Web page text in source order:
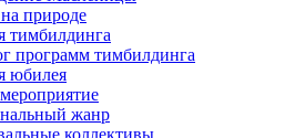
природе
тимбилдинга
программ тимбилдинга
юбилея
жанр
коллективы